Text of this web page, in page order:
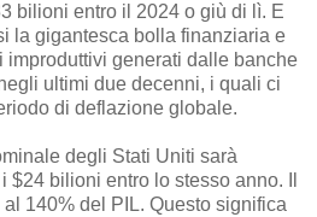
bilioni entro il 2024 o giù di lì. E
la gigantesca bolla finanziaria e
improduttivi generati dalle banche
ultimi due decenni, i quali ci
di deflazione globale.
degli Stati Uniti sarà
$24 bilioni entro lo stesso anno. Il
140% del PIL. Questo significa